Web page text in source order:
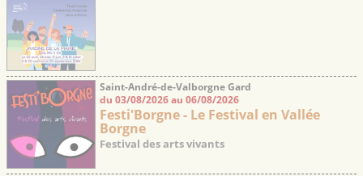
Saint-André-de-Valborgne Gard
du 03/08/2026 au 06/08/2026
Festi'Borgne - Le Festival en Vallée
Borgne
Festival des arts vivants